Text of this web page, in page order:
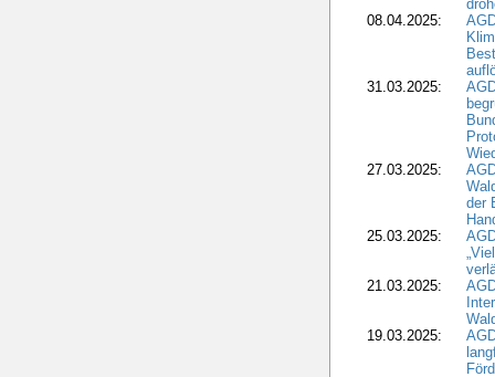
08.04.2025:
31.03.2025:
27.03.2025:
der
25.03.2025:
21.03.2025:
19.03.2025: